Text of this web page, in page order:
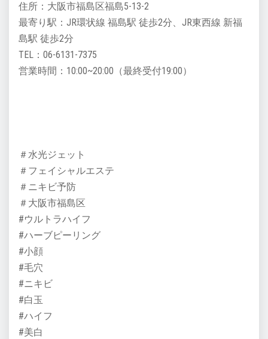
住所：大阪市福島区福島5-13-2
最寄り駅：JR環状線 福島駅 徒歩2分、JR東西線 新福
島駅 徒歩2分
TEL：06-6131-7375
営業時間：10:00~20:00（最終受付19:00）
＃水光ジェット
＃フェイシャルエステ
＃ニキビ予防
＃大阪市福島区
#ウルトラハイフ
#ハーブピーリング
#小顔
#毛穴
#ニキビ
#白玉
#ハイフ
#美白